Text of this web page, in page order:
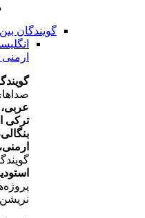
گویندگان
ارمنی
ترکی